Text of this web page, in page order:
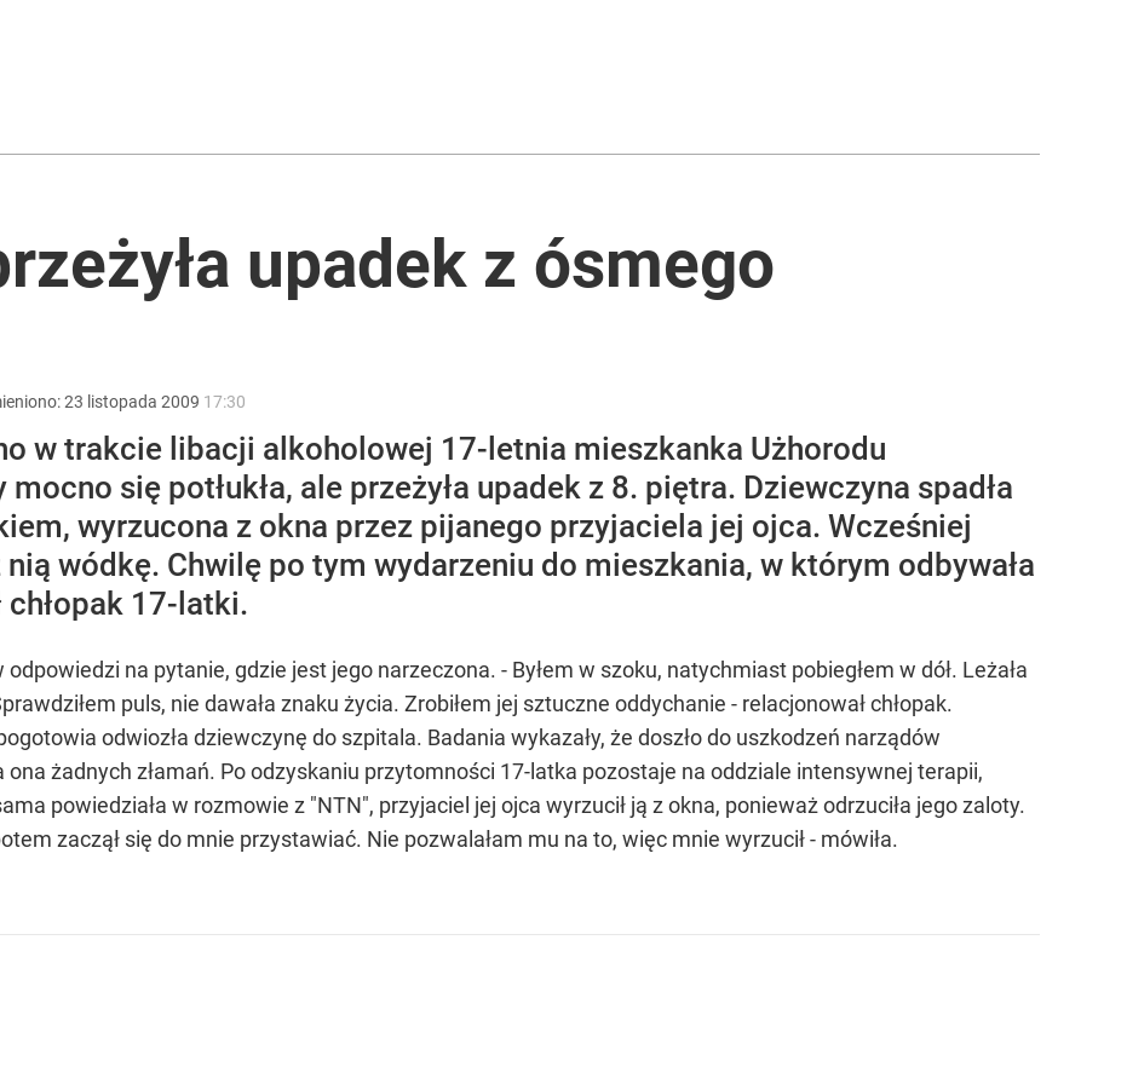
kontra „Cała Europa nam go zazdrości”
2030 roku?
upadek z ósmego
23 listopada 2009 17:30
w trakcie libacji alkoholowej 17-letnia mieszkanka Użhorodu
się potłukła, ale przeżyła upadek z 8. piętra. Dziewczyna spadła
wyrzucona z okna przez pijanego przyjaciela jej ojca. Wcześniej
wódkę. Chwilę po tym wydarzeniu do mieszkania, w którym odbywała
chłopak 17-latki.
odpowiedzi na pytanie, gdzie jest jego narzeczona. - Byłem w szoku, natychmiast pobiegłem w dół. Leżała
puls, nie dawała znaku życia. Zrobiłem jej sztuczne oddychanie - relacjonował chłopak.
odwiozła dziewczynę do szpitala. Badania wykazały, że doszło do uszkodzeń narządów
ona żadnych złamań. Po odzyskaniu przytomności 17-latka pozostaje na oddziale intensywnej terapii,
powiedziała w rozmowie z "NTN", przyjaciel jej ojca wyrzucił ją z okna, ponieważ odrzuciła jego zaloty.
zaczął się do mnie przystawiać. Nie pozwalałam mu na to, więc mnie wyrzucił - mówiła.